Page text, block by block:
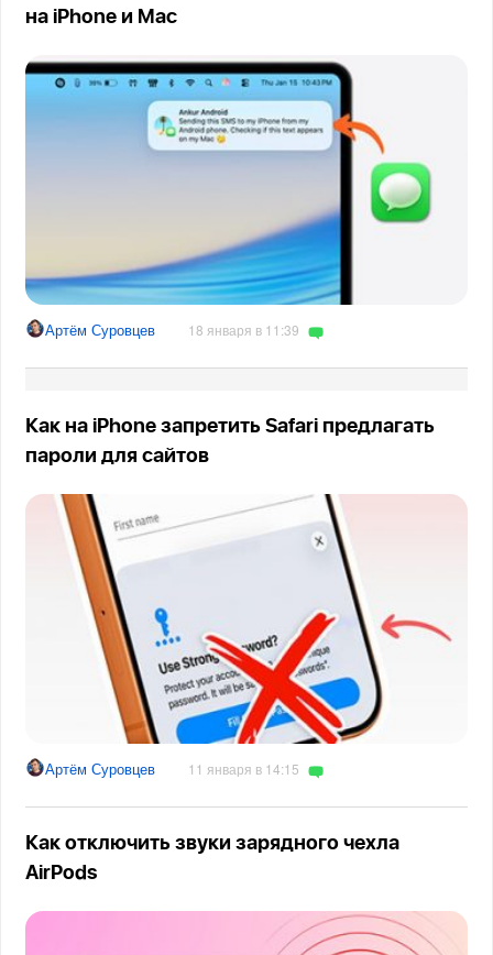
на iPhone и Mac
Артём Суровцев 18 января в 11:39
Как на iPhone запретить Safari предлагать
пароли для сайтов
Артём Суровцев 11 января в 14:15
Как отключить звуки зарядного чехла
AirPods